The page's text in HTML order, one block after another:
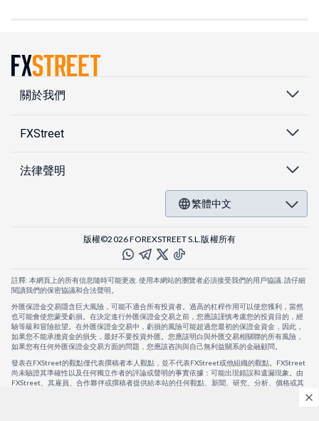
關於我們
FXStreet
法律聲明
繁體中文
版權©2026 FOREXSTREET S.L.版權所有
註釋: 本網頁上的所有信息隨時可能更改. 使用本網站的瀏覽者必須接受我們的用戶協議. 請仔細
閱讀我們的保密協議和合法聲明。
外匯保證金交易隱含巨大風險，可能不適合所有投資者。過高的杠桿作用可以使您獲利，當然
也可能會使您蒙受虧損。在決定進行外匯保證金交易之前，您應該謹慎考慮您的投資目的，經
驗等級和冒險欲望。在外匯保證金交易中，虧損的風險可能超過您最初的保證金資金，因此，
如果您不能承擔資金的損失，最好不要投資外匯。您應該明白與外匯交易相關聯的所有風險，
如果您有任何外匯保證金交易方面的問題，您應該咨詢與自己無利益關系的金融顧問。
發表在FXStreet的觀點僅代表撰稿者本人觀點，並不代表FXStreet或他組織的觀點。FXStreet
尚未驗證其準確性以及任何獨立作者的評論或聲明的事實依據：可能出現錯誤和遺漏現象。由
FXStreet、其雇員、合作夥伴或撰稿者提供給本站的任何觀點、新聞、研究、分析、價格或其